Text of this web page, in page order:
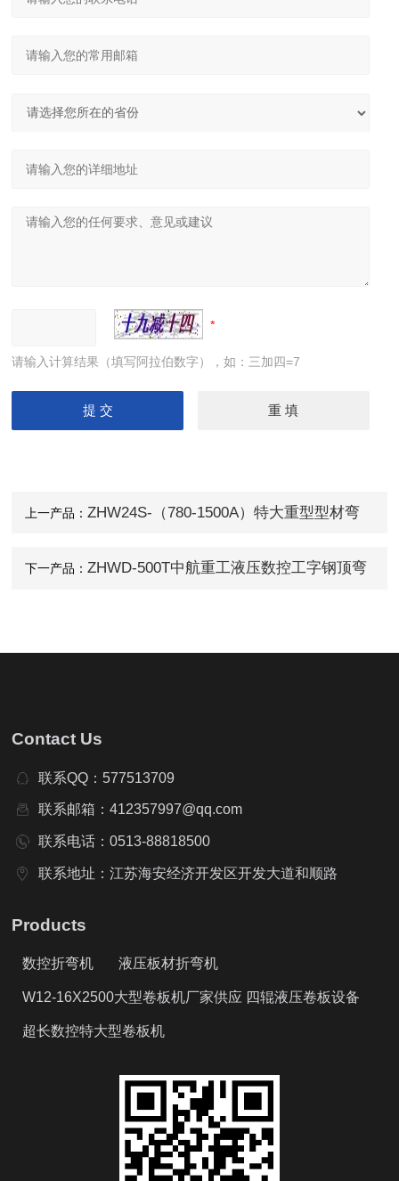
请输入计算结果（填写阿拉伯数字），如：三加四=7
上一产品： ZHW24S-（780-1500A）特大重型型材弯
下一产品： ZHWD-500T中航重工液压数控工字钢顶弯
Contact Us
联系QQ：577513709
联系邮箱：412357997@qq.com
联系电话：0513-88818500
联系地址：江苏海安经济开发区开发大道和顺路
Products
数控折弯机 液压板材折弯机
W12-16X2500大型卷板机厂家供应 四辊液压卷板设备
超长数控特大型卷板机